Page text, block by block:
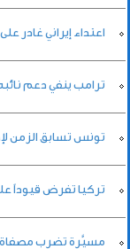
اعتداء إيراني غادر
ترامب ينفي دعم
تونس تسابق الزمن
تركيا تفرض قيوداً
مسيَّرة تضرب مصفاة